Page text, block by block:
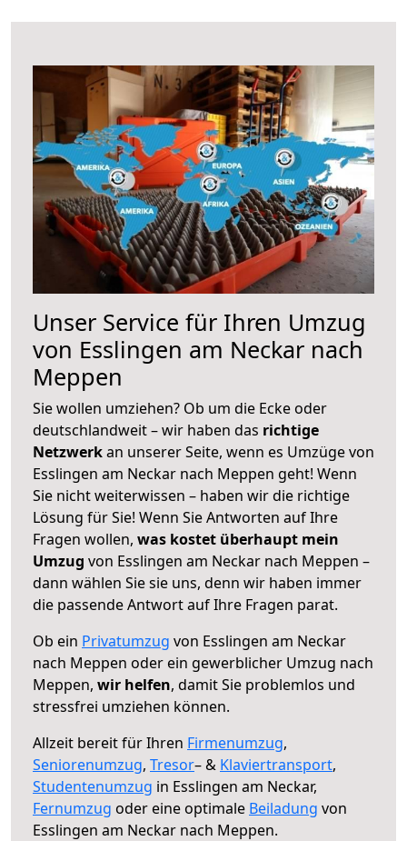
Unser Service für Ihren Umzug
von Esslingen am Neckar nach
Meppen
Sie wollen umziehen? Ob um die Ecke oder
deutschlandweit – wir haben das richtige
Netzwerkan unserer Seite, wenn es Umzüge von
Esslingen am Neckar nach Meppen geht! Wenn
Sie nicht weiterwissen – haben wir die richtige
Lösung für Sie! Wenn Sie Antworten auf Ihre
Fragen wollen, was kostet überhaupt mein
Umzug von Esslingen am Neckar nach Meppen –
dann wählen Sie sie uns, denn wir haben immer
die passende Antwort auf Ihre Fragen parat.
Ob ein Privatumzug von Esslingen am Neckar
nach Meppen oder ein gewerblicher Umzug nach
Meppen, wir helfen, damit Sie problemlos und
stressfrei umziehen können.
Allzeit bereit für Ihren Firmenumzug,
Seniorenumzug, Tresor– & Klaviertransport,
Studentenumzug in Esslingen am Neckar,
Fernumzug oder eine optimale Beiladung von
Esslingen am Neckar nach Meppen.